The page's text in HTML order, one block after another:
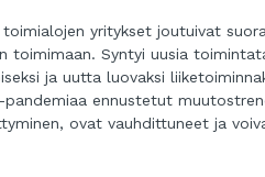
yritykset joutuivat
toimimaan. Syntyi uusia
ja uutta luovaksi
ennustetut
ovat vauhdittuneet ja